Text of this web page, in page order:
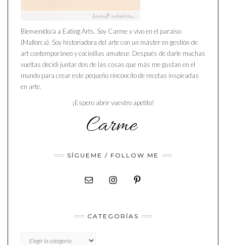
Bienvenido/a a Eating Arts. Soy Carme y vivo en el paraíso
(Mallorca). Soy historiadora del arte con un máster en gestión de
art contemporáneo y cocinillas amateur. Después de darle muchas
vueltas decidí juntar dos de las cosas que más me gustan en el
mundo para crear este pequeño rinconcito de recetas inspiradas
en arte.
¡Espero abrir vuestro apetito!
SÍGUEME / FOLLOW ME
CATEGORÍAS